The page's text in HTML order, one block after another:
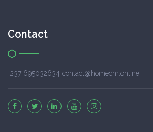
Contact
+237 695032634 contact@homecm.online